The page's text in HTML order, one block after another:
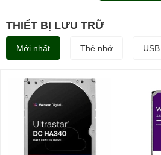
THIẾT BỊ LƯU TRỮ
Mới nhất Thẻ nhớ USB